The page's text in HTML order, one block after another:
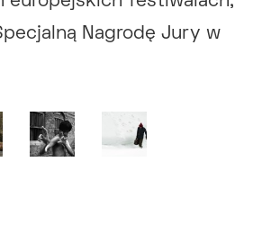
Nagrodę Jury w